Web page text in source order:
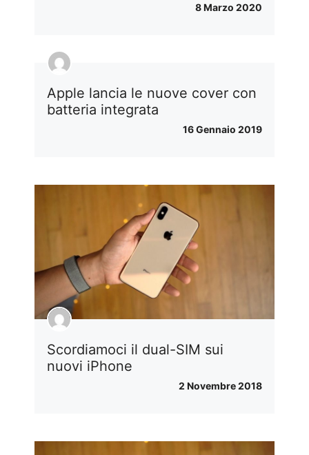
8 Marzo 2020
Apple lancia le nuove cover con
batteria integrata
16 Gennaio 2019
Scordiamoci il dual-SIM sui
nuovi iPhone
2 Novembre 2018